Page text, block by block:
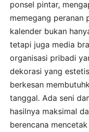
ponsel pintar,
memegang peranan
kalender bukan
tetapi juga media
organisasi pribadi
dekorasi yang
berkesan
tanggal. Ada seni
hasilnya maksimal
berencana